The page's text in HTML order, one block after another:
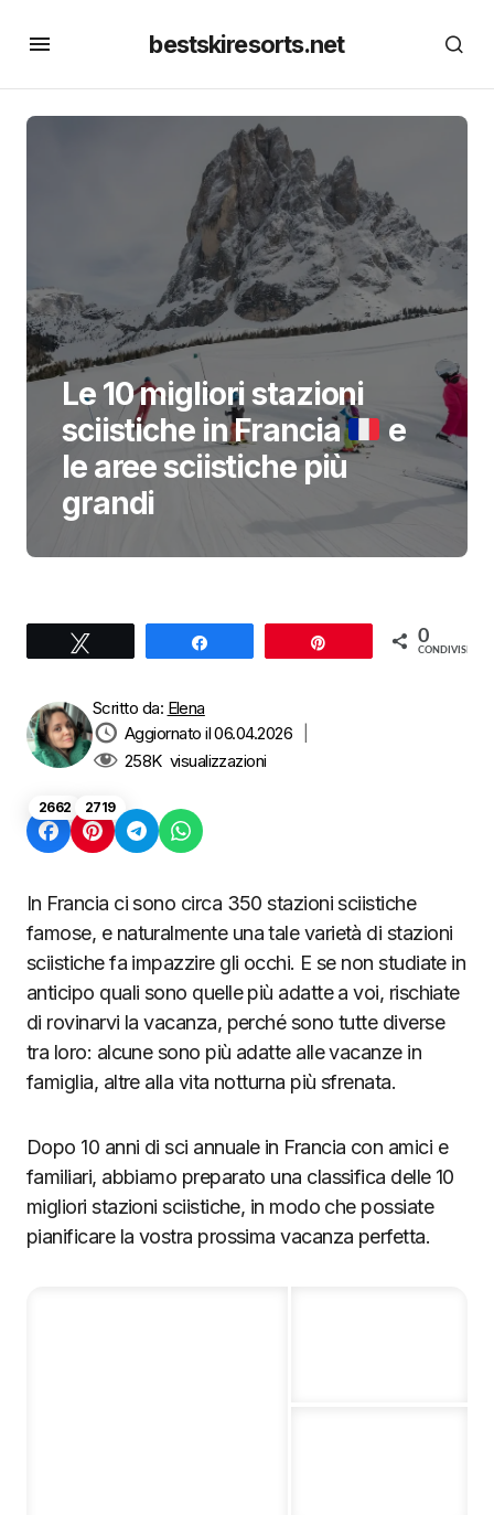
bestskiresorts.net
Le 10 migliori stazioni
sciistiche in Francia
e
le aree sciistiche più
grandi
0
CONDIVISIONI
Scritto da: Elena
Aggiornato il 06.04.2026
258Kvisualizzazioni
2662 2719
In Francia ci sono circa 350 stazioni sciistiche
famose, e naturalmente una tale varietà di stazioni
sciistiche fa impazzire gli occhi. E se non studiate in
anticipo quali sono quelle più adatte a voi, rischiate
di rovinarvi la vacanza, perché sono tutte diverse
tra loro: alcune sono più adatte alle vacanze in
famiglia, altre alla vita notturna più sfrenata.
Dopo 10 anni di sci annuale in Francia con amici e
familiari, abbiamo preparato una classifica delle 10
migliori stazioni sciistiche, in modo che possiate
pianificare la vostra prossima vacanza perfetta.